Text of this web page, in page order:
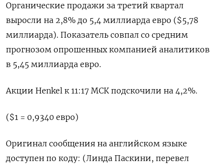
Органические продажи за третий квартал
выросли на 2,8% до 5,4 миллиарда евро ($5,78
миллиарда). Показатель совпал со средним
прогнозом опрошенных компанией аналитиков
в 5,45 миллиарда евро.
Акции Henkel к 11:17 МСК подскочили на 4,2%.
($1 = 0,9340 евро)
Оригинал сообщения на английском языке
доступен по коду: (Линда Паскини, перевел